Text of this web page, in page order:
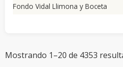
Bellini, Vincenzo, 1801-1835 (125)
Fondo Vidal Llimona y Boceta
Mostrando 1–20 de 4353